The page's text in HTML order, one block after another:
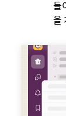
들
을